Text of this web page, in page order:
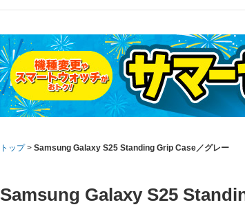
トップ> Samsung Galaxy S25 Standing Grip Case／グレー
Samsung Galaxy S25